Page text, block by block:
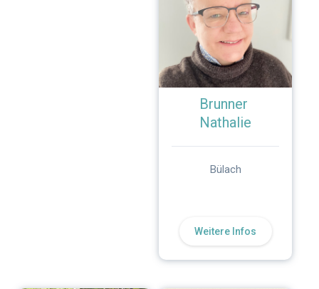
Brunner
Nathalie
Bülach
Weitere Infos